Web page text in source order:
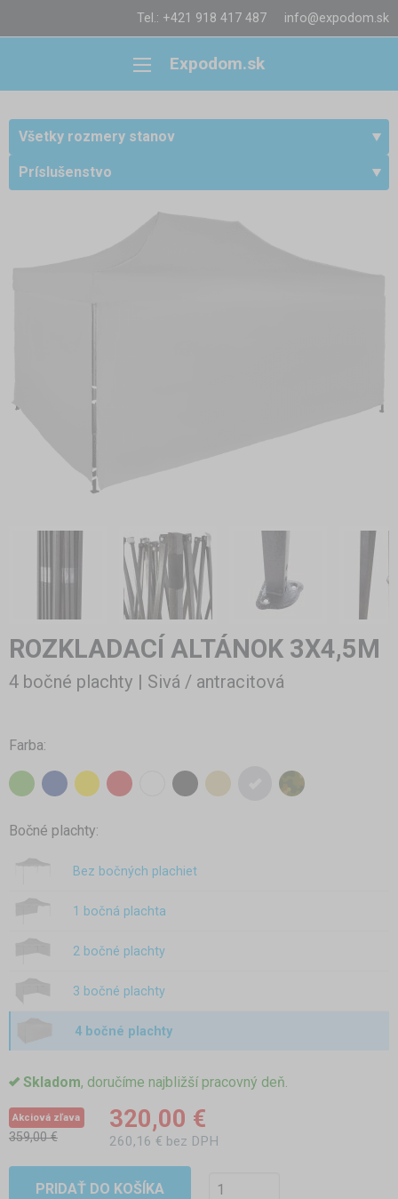
Tel.: +421 918 417 487 info@expodom.sk
Expodom.sk
Všetky rozmery stanov
Príslušenstvo
ROZKLADACÍ ALTÁNOK 3X4,5M
4 bočné plachty | Sivá / antracitová
Farba:
Bočné plachty:
Bez bočných plachiet
1 bočná plachta
2 bočné plachty
3 bočné plachty
4 bočné plachty
Skladom, doručíme najbližší pracovný deň.
Akciová zľava
359,00 €
320,00 €
260,16 € bez DPH
PRIDAŤ DO KOŠÍKA